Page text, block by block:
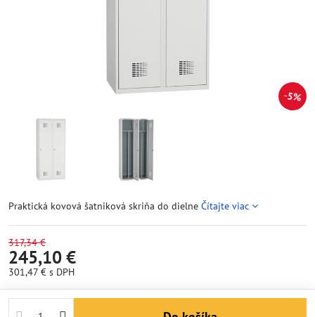
5%
Praktická kovová šatniková skriňa do dielne Čítajte viac
317,34 €
245,10 €
301,47 € s DPH